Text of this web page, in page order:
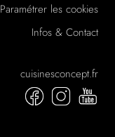
Paramétrer les cookies
Infos & Contact
cuisinesconcept.fr